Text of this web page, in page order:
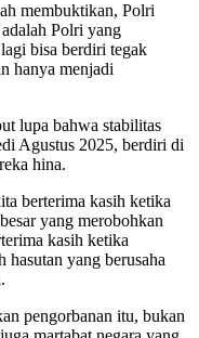
membuktikan, Polri
Polri yang
bisa berdiri tegak
hanya menjadi
lupa bahwa stabilitas
Agustus 2025, berdiri di
hina.
berterima kasih ketika
yang merobohkan
kasih ketika
hasutan yang berusaha
pengorbanan itu, bukan